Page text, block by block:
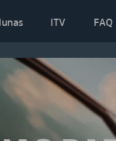
ITV FAQ